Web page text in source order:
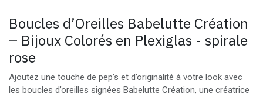
Boucles d’Oreilles Babelutte Création
– Bijoux Colorés en Plexiglas - spirale
rose
Ajoutez une touche de pep’s et d’originalité à votre look avec
les boucles d’oreilles signées Babelutte Création, une créatrice